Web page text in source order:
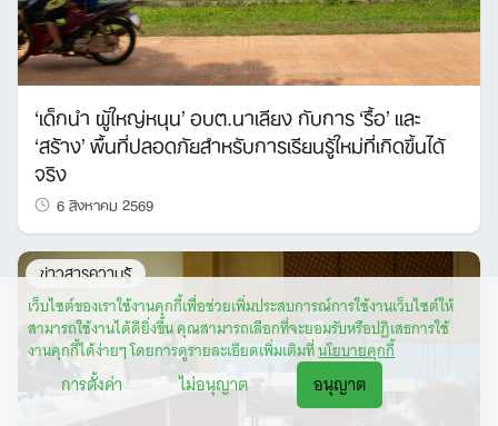
เว็บไซต์ของเราใช้งานคุกกี้เพื่อช่วยเพิ่มประสบการณ์การใช้งานเว็บไซต์ให้
สามารถใช้งานได้ดียิ่งขึ้น คุณสามารถเลือกที่จะยอมรับหรือปฏิเสธการใช้
งานคุกกี้ได้ง่ายๆ โดยการดูรายละเอียดเพิ่มเติมที่นโยบายคุกกี้
การตั้งค่า ไม่อนุญาต อนุญาต
‘เด็กนำ ผู้ใหญ่หนุน’ อบต.นาเลียง กับการ ‘รื้อ’ และ
‘สร้าง’ พื้นที่ปลอดภัยสำหรับการเรียนรู้ใหม่ที่เกิดขึ้นได้
จริง
6 สิงหาคม 2569
ข่าวสารความรู้